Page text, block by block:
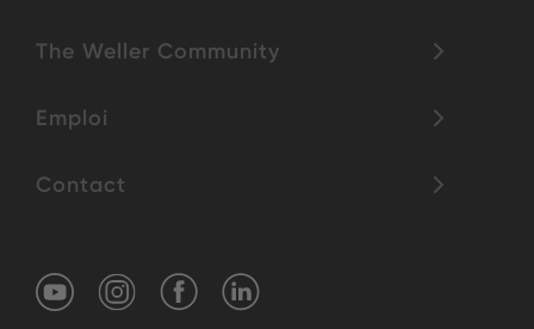
The Weller Community
Emploi
Contact